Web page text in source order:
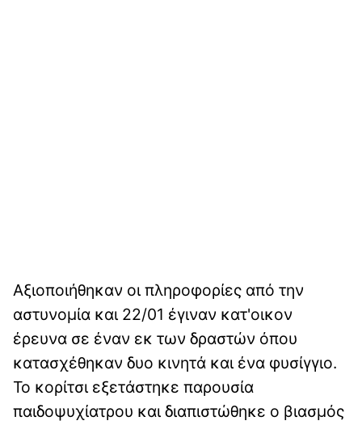
Αξιοποιήθηκαν οι πληροφορίες από την
αστυνομία και 22/01 έγιναν κατ'οικον
έρευνα σε έναν εκ των δραστών όπου
κατασχέθηκαν δυο κινητά και ένα φυσίγγιο.
Το κορίτσι εξετάστηκε παρουσία
παιδοψυχίατρου και διαπιστώθηκε ο βιασμός